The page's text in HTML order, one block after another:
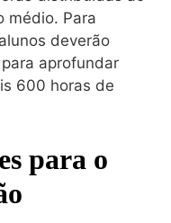
médio. Para
deverão
aprofundar
600 horas de
para o